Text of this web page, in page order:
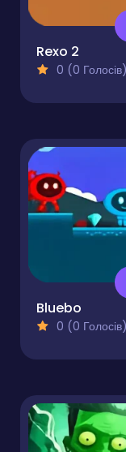
Rexo 2
0 (0 Голосів)
Bluebo
0 (0 Голосів)